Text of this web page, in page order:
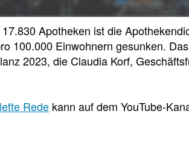
Apotheken ist die
100.000 Einwohnern gesunken.
2023, die Claudia Korf,
Rede kann auf dem YouTube-
die
TI-
den
des
sog.
(für